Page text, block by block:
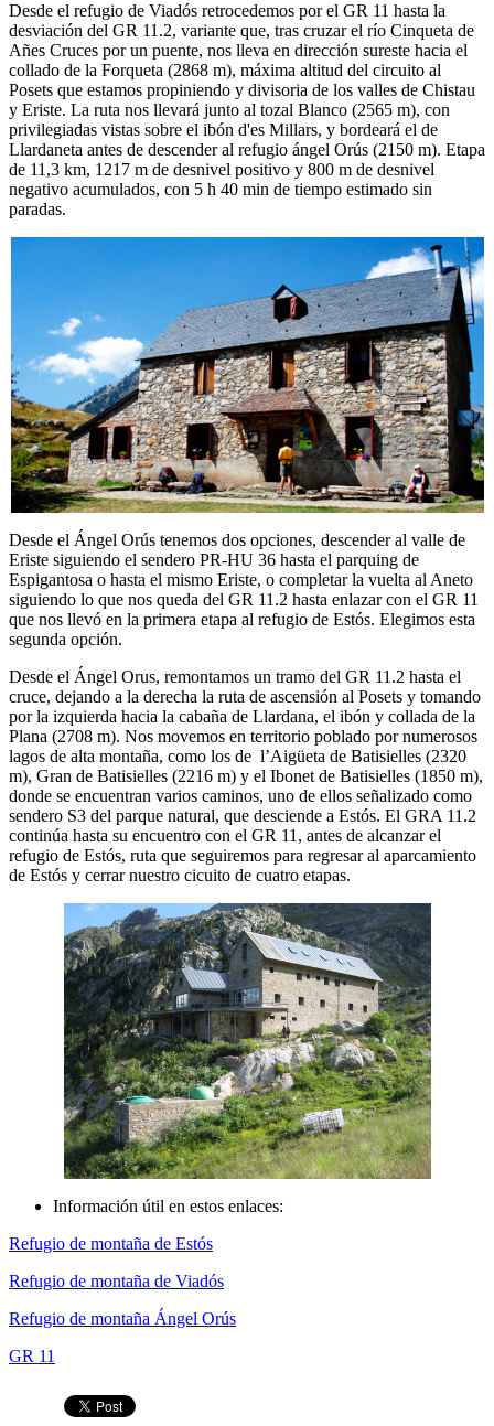
Desde el refugio de Viadós retrocedemos por el GR 11 hasta la
desviación del GR 11.2, variante que, tras cruzarel río Cinqueta de
Añes Cruces por un puente, nos lleva en dirección sureste hacia el
collado de la Forqueta (2868 m), máxima altitud del circuito al
Posets que estamos propiniendo y divisoria de los valles de Chistau
y Eriste. La ruta nos llevará junto al tozal Blanco (2565 m), con
privilegiadas vistas sobre el ibón d'es Millars, y bordeará el de
Llardaneta antes de descender al refugio ángel Orús (2150 m). Etapa
de 11,3 km, 1217 m de desnivel positivo y 800 m de desnivel
negativo acumulados, con 5 h 40 min de tiempo estimado sin
paradas.
Desde el Ángel Orús tenemos dos opciones, descender al valle de
Eriste siguiendo el sendero PR-HU 36 hasta el parquing de
Espigantosa o hasta el mismo Eriste, o completar la vuelta al Aneto
siguiendo lo que nos queda del GR 11.2 hasta enlazar con el GR 11
que nos llevó en la primera etapa al refugio de Estós. Elegimos esta
segunda opción.
Desde el Ángel Orus, remontamos un tramo del GR 11.2 hasta el
cruce, dejando a la derecha la ruta de ascensión al Posets y tomando
por la izquierda hacia la cabaña de Llardana, el ibón y collada de la
Plana (2708 m). Nos movemos en territorio poblado por numerosos
lagos de alta montaña, como los de l’Aigüeta de Batisielles (2320
m), Gran de Batisielles (2216 m) y el Ibonet de Batisielles (1850 m),
donde se encuentran varios caminos, uno de ellos señalizado como
sendero S3 del parque natural, que desciende a Estós. El GRA 11.2
continúa hasta su encuentro con el GR 11, antes de alcanzar el
refugio de Estós, ruta que seguiremos para regresar al aparcamiento
de Estós y cerrar nuestro cicuito de cuatro etapas.
Información útil en estos enlaces:
Refugio de montaña de Estós
Refugio de montaña de Viadós
Refugio de montaña Ángel Orús
GR 11